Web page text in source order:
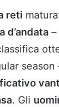
reti
d’andata
season
. Gli